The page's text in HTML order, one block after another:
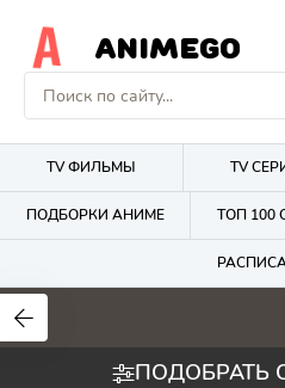
ANIMEGO
TV ФИЛЬМЫ TV
ПОДБОРКИ АНИМЕ ТОП 100
1.7
ПОДОБРАТЬ